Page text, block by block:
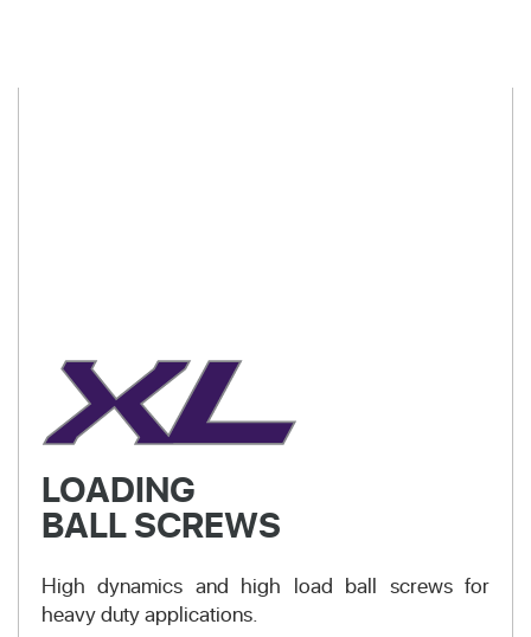
LOADING
BALL SCREWS
High dynamics and high load ball screws for
heavy duty applications.